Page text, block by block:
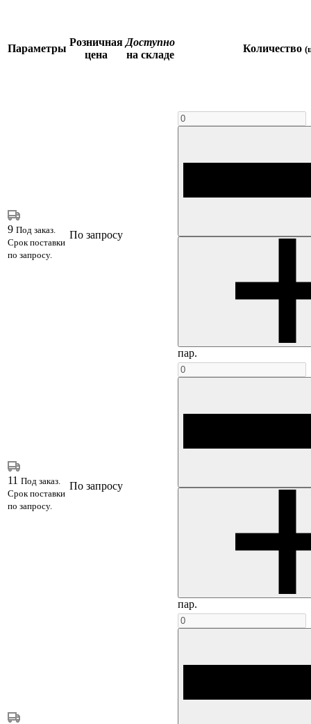
Параметры
Розничная
цена
Доступно
на складе
Количество
9 Под заказ.
Срок поставки
по запросу.
По запросу
пар.
11 Под заказ.
Срок поставки
по запросу.
По запросу
пар.